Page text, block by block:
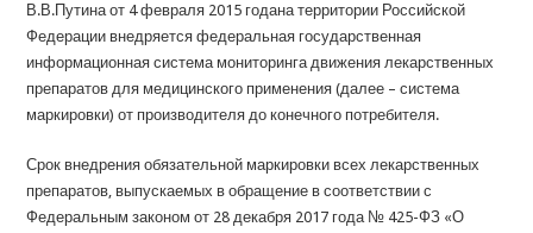
В.В.Путина от 4 февраля 2015 годана территории Российской
Федерации внедряется федеральная государственная
информационная система мониторинга движения лекарственных
препаратов для медицинского применения (далее – система
маркировки) от производителя до конечного потребителя.
Срок внедрения обязательной маркировки всех лекарственных
препаратов, выпускаемых в обращение в соответствии с
Федеральным законом от 28 декабря 2017 года № 425-ФЗ «О